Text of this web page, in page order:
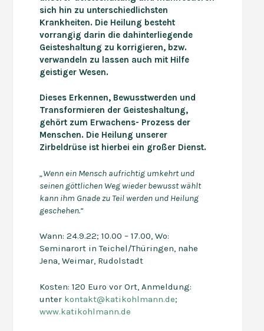
sich hin zu unterschiedlichsten
Krankheiten. Die Heilung besteht
vorrangig darin die dahinterliegende
Geisteshaltung zu korrigieren, bzw.
verwandeln zu lassen auch mit Hilfe
geistiger Wesen.
Dieses Erkennen, Bewusstwerden und
Transformieren der Geisteshaltung,
gehört zum Erwachens- Prozess der
Menschen. Die Heilung unserer
Zirbeldrüse ist hierbei ein großer Dienst.
„Wenn ein Mensch aufrichtig umkehrtund
seinen göttlichen Weg wieder bewusst wählt
kann ihm Gnadezu Teil werden und Heilung
geschehen.“
Wann: 24.9.22; 10.00 – 17.00, Wo:
Seminarort in Teichel/Thüringen, nahe
Jena, Weimar, Rudolstadt
Kosten: 120 Euro vor Ort, Anmeldung:
unter kontakt@katikohlmann.de;
www.katikohlmann.de